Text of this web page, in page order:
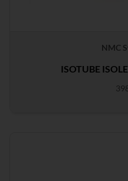
NMC
ISOTUBE